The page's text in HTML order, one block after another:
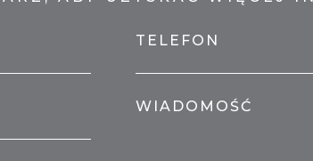
TELEFON
WIADOMOŚĆ